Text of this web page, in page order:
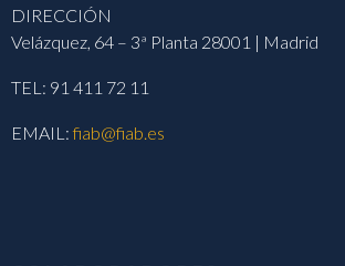
DIRECCIÓN
Velázquez, 64 – 3ª Planta 28001 | Madrid
TEL: 91 411 72 11
EMAIL:fiab@fiab.es